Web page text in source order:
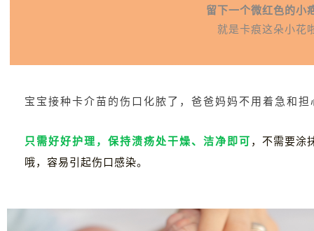
留下一个微红色的小
就是卡痕这朵小花
宝宝接种卡介苗的伤口化脓了，爸爸妈妈不用着急和
只需好好护理，保持溃疡处干燥、洁净即可 ，不需要涂
哦，容易引起伤口感染。